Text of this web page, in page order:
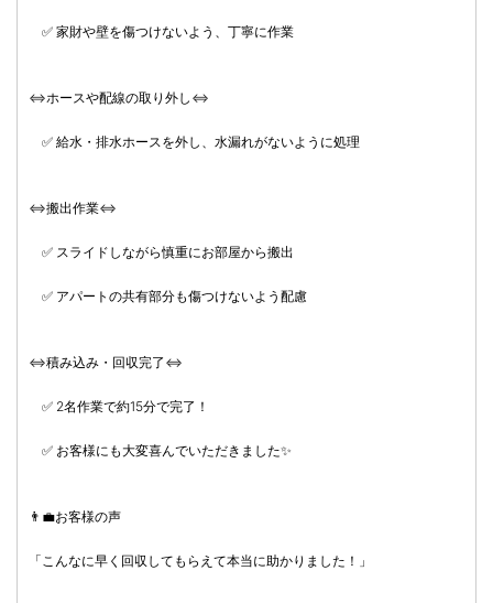
✅ 家財や壁を傷つけないよう、丁寧に作業
⇔ホースや配線の取り外し⇔
✅ 給水・排水ホースを外し、水漏れがないように処理
⇔搬出作業⇔
✅ スライドしながら慎重にお部屋から搬出
✅ アパートの共有部分も傷つけないよう配慮
⇔積み込み・回収完了⇔
✅ 2名作業で約15分で完了！
✅ お客様にも大変喜んでいただきました✨
👨‍💼お客様の声
「こんなに早く回収してもらえて本当に助かりました！」